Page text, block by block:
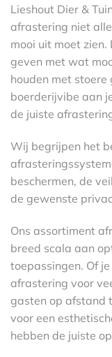
Lieshout Dier &
afrastering niet
mooi uit moet
geven met wat
houden met
boerderijvibe aan
de juiste
Wij begrijpen het
beschermen, de
de gewenste
Ons assortiment
breed scala aan
toepassingen. Of
afrastering voor
gasten op afstand
voor een
hebben de juiste